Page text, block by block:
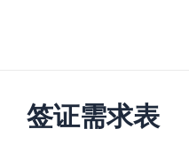
签证需求表